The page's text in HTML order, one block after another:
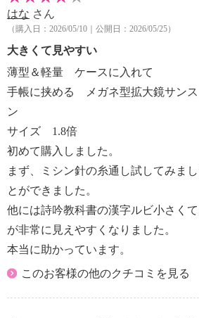
はな さん
（購入日：2026/05/10｜公開日：2026/05/25）
大きくて見やすい
薄型＆軽量 ケースに入れて
手帳に挟める メガネ型拡大鏡サン
ン
サイズ 1.8倍
初めて購入しました。
まず、ミシン針の糸通し試してみま
とができました。
他には詩吟教科書の漢字ルビ小さく
が非常に見えやすくなりました。
本当に助かっています。
このお客様の他のクチコミを見る